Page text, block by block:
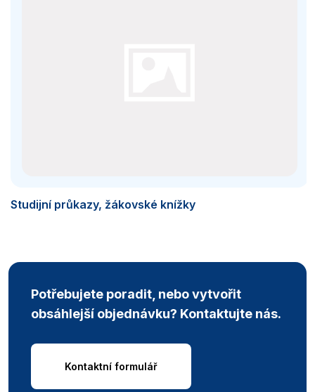
Studijní průkazy, žákovské knížky
Potřebujete poradit, nebo vytvořit
obsáhlejší objednávku? Kontaktujte nás.
Kontaktní formulář